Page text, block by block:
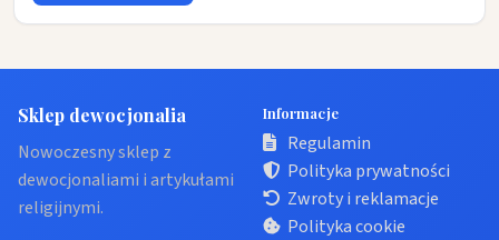
Sklep dewocjonalia
Nowoczesny sklep z
dewocjonaliami i artykułami
religijnymi.
Informacje
Regulamin
Polityka prywatności
Zwroty i reklamacje
Polityka cookie